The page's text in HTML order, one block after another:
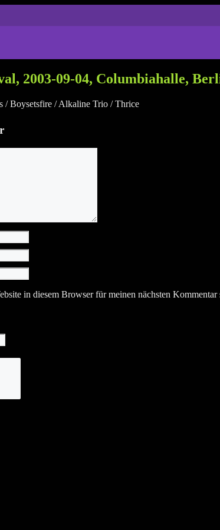
2003-09-04, Columbiahalle,
/ Boysetsfire / Alkaline Trio / Thrice
in diesem Browser für meinen nächsten Kommentar